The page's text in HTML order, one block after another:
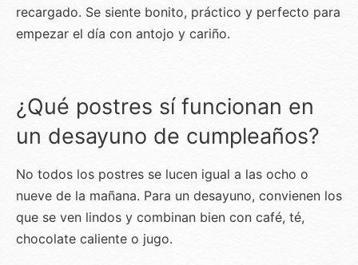
recargado. Se siente bonito, práctico y perfecto para
empezar el día con antojo y cariño.
¿Qué postres sí funcionan en
un desayuno de cumpleaños?
No todos los postres se lucen igual a las ocho o
nueve de la mañana. Para un desayuno, convienen los
que se ven lindos y combinan bien con café, té,
chocolate caliente o jugo.